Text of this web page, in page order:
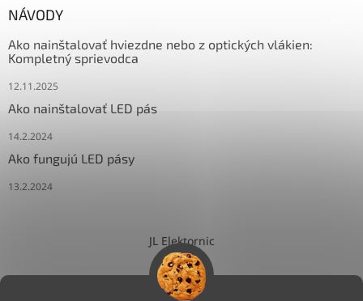
NÁVODY
Ako nainštalovať hviezdne nebo z optických vlákien:
Kompletný sprievodca
12.11.2025
Ako nainštalovať LED pás
14.2.2024
Ako fungujú LED pásy
13.2.2024
JL Elektornic